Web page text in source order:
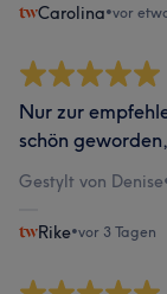
Carolina•vor
Nur zur
schön
Gestylt von Denise•
Rike•vor 3 Tagen